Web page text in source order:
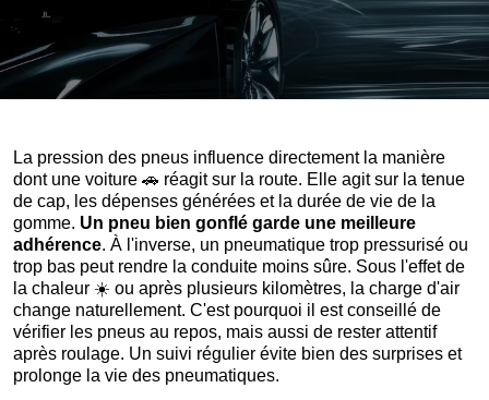
La pression des pneus influence directement la manière
dont une voiture 🚗 réagit sur la route. Elle agit sur la tenue
de cap, les dépenses générées et la durée de vie de la
gomme. Un pneu bien gonflé garde une meilleure
adhérence. À l'inverse, un pneumatique trop pressurisé ou
trop bas peut rendre la conduite moins sûre. Sous l'effet de
la chaleur ☀️ ou après plusieurs kilomètres, la charge d'air
change naturellement. C'est pourquoi il est conseillé de
vérifier les pneus au repos, mais aussi de rester attentif
après roulage. Un suivi régulier évite bien des surprises et
prolonge la vie des pneumatiques.